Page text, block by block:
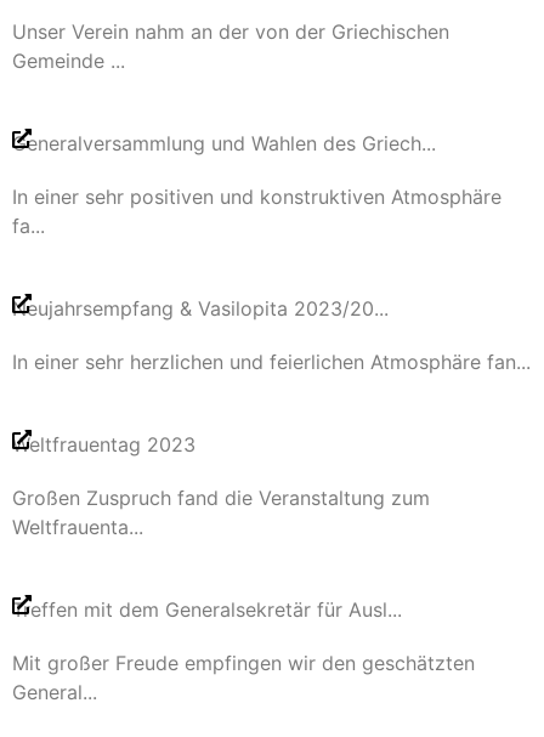
Unser Verein nahm an der von der Griechischen
Gemeinde ...
Generalversammlung und Wahlen des Griech...
In einer sehr positiven und konstruktiven Atmosphäre
fa...
Neujahrsempfang & Vasilopita 2023/20...
In einer sehr herzlichen und feierlichen Atmosphäre fan...
Weltfrauentag 2023
Großen Zuspruch fand die Veranstaltung zum
Weltfrauenta...
Treffen mit dem Generalsekretär für Ausl...
Mit großer Freude empfingen wir den geschätzten
General...